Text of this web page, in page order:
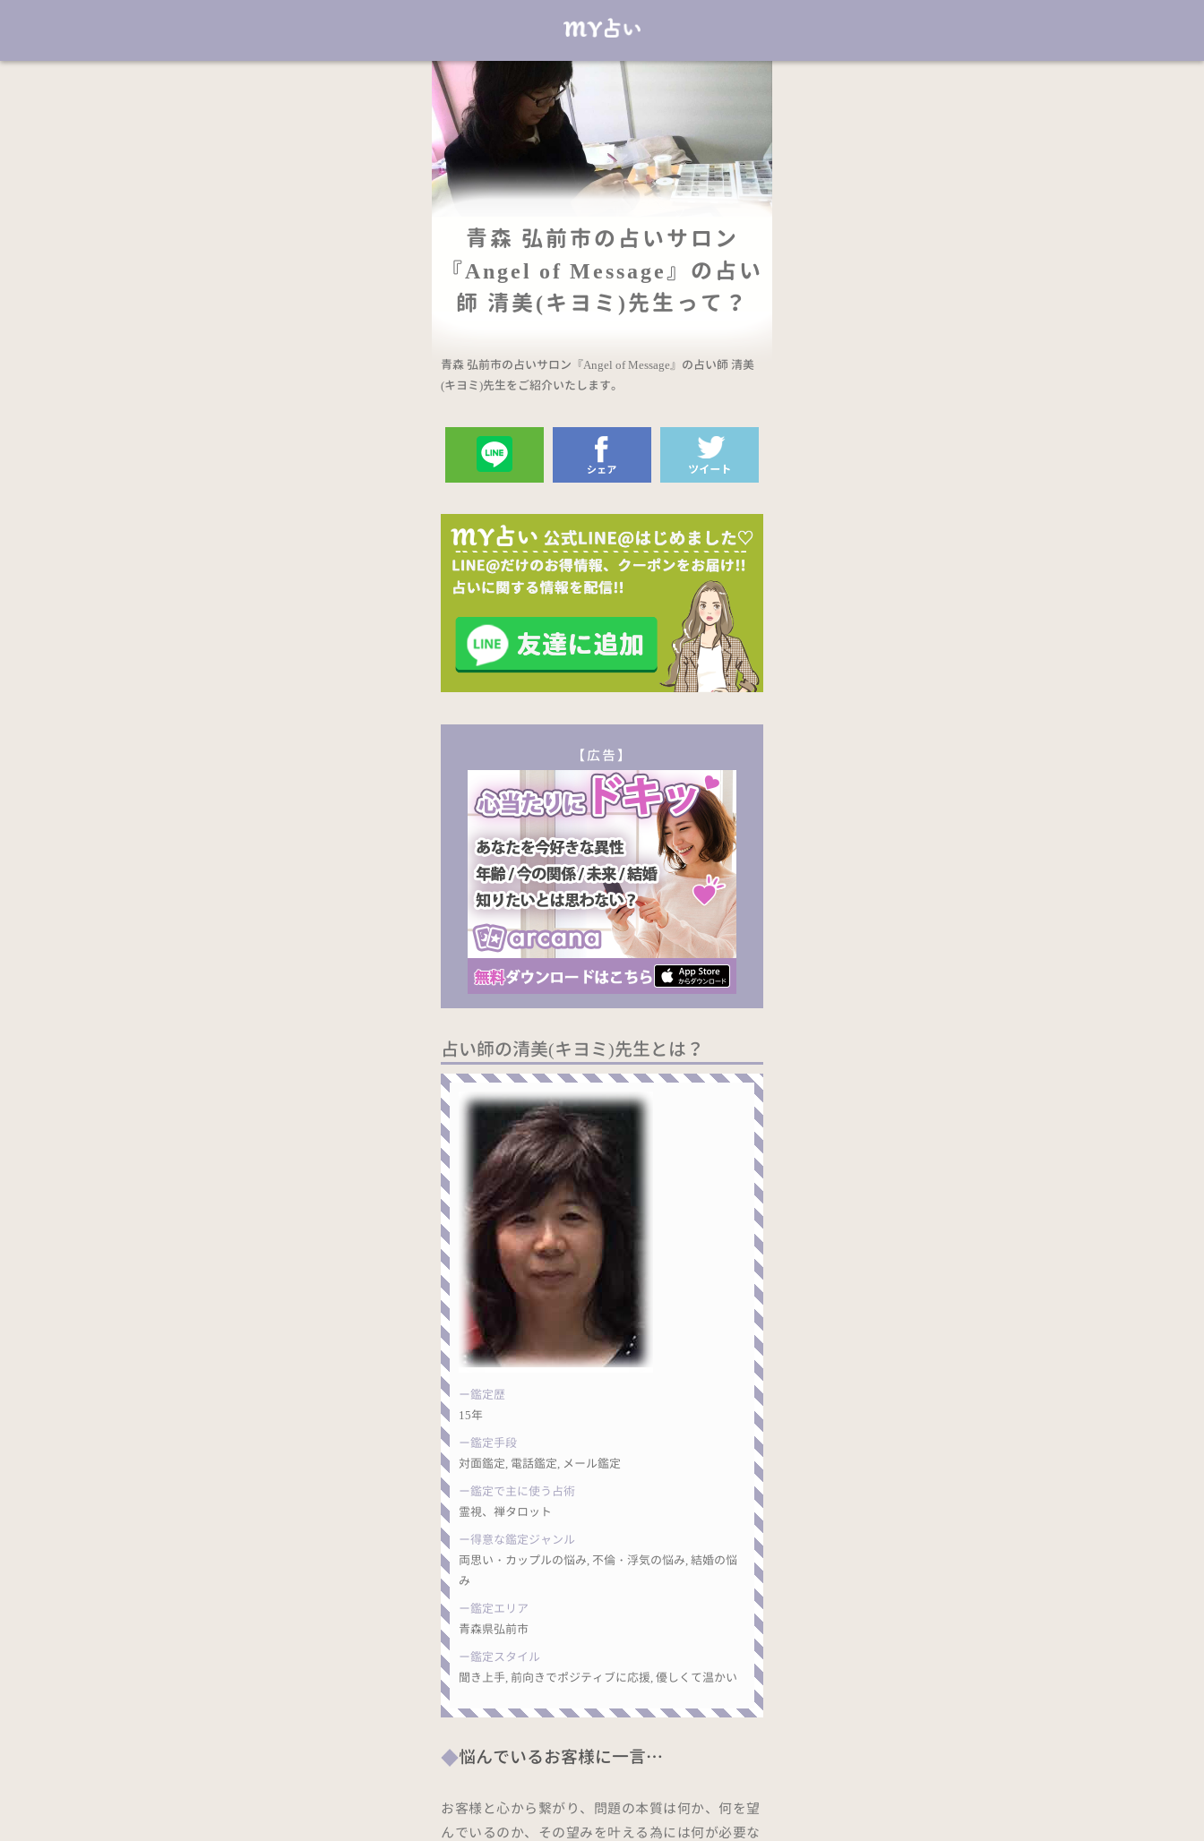
青森 弘前市の占いサロン
『Angel of Message』の占い
師 清美(キヨミ)先生って？
青森 弘前市の占いサロン『Angel of Message』の占い師 清美
(キヨミ)先生をご紹介いたします。
送る
【広告】
占い師の清美(キヨミ)先生とは？
鑑定歴
15年
鑑定手段
対面鑑定, 電話鑑定, メール鑑定
鑑定で主に使う占術
霊視、禅タロット
得意な鑑定ジャンル
両思い・カップルの悩み, 不倫・浮気の悩み, 結婚の悩
み
鑑定エリア
青森県弘前市
鑑定スタイル
聞き上手, 前向きでポジティブに応援, 優しくて温かい
悩んでいるお客様に一言…
お客様と心から繋がり、問題の本質は何か、何を望
んでいるのか、その望みを叶える為には何が必要な